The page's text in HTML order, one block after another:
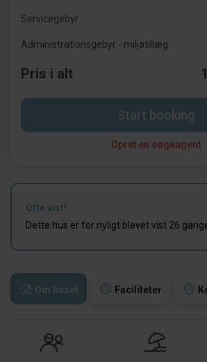
Om huset Faciliteter
Servicegebyr
Administrationsgebyr - miljøtillæg
Pris i alt
Start booking
Opret en søgeagent
Ofte vist!
Dette hus er for nyligt blevet vist 26